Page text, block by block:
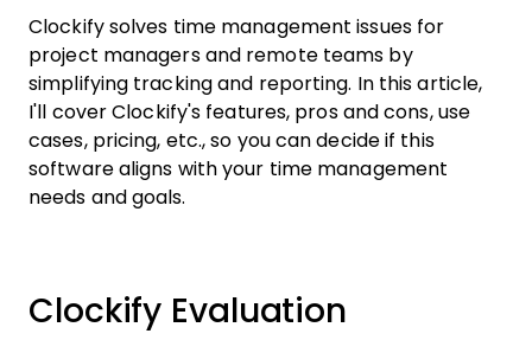
Clockify solves time management issues for
project managers and remote teams by
simplifying tracking and reporting. In this article,
I'll cover Clockify's features, pros and cons, use
cases, pricing, etc., so you can decide if this
software aligns with your time management
needs and goals.
Clockify Evaluation